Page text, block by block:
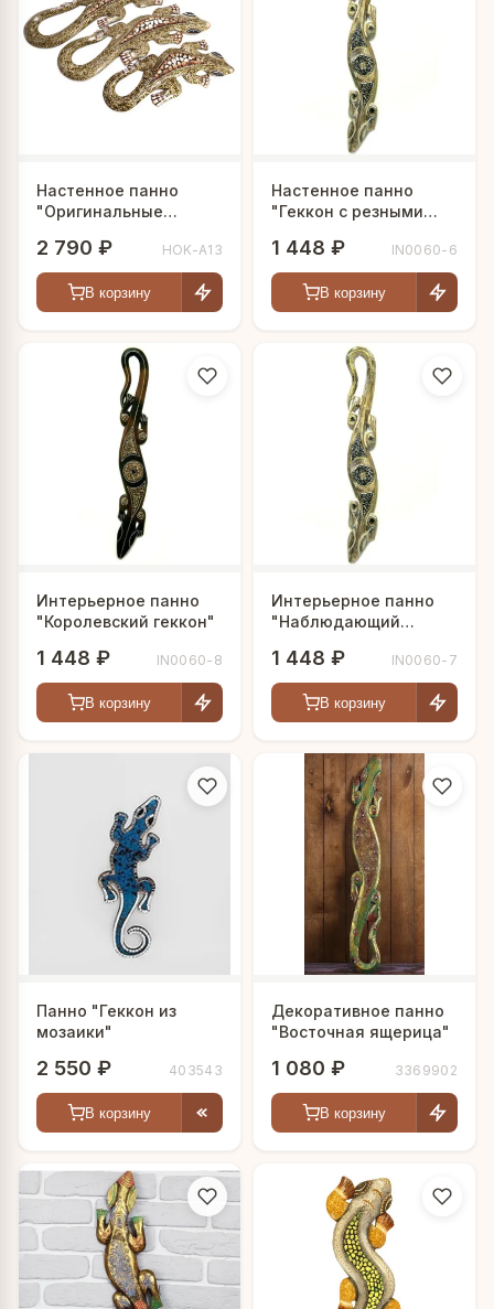
Настенное панно
"Оригинальные
2 790 ₽ HOK-A13
В корзину
Настенное панно
"Геккон с резными
1 448 ₽ IN0060-6
В корзину
Интерьерное панно
"Королевский геккон"
1 448 ₽ IN0060-8
В корзину
Интерьерное панно
"Наблюдающий
1 448 ₽ IN0060-7
В корзину
Панно "Геккон из
мозаики"
2 550 ₽ 403543
В корзину
Декоративное панно
"Восточная ящерица"
1 080 ₽ 3369902
В корзину